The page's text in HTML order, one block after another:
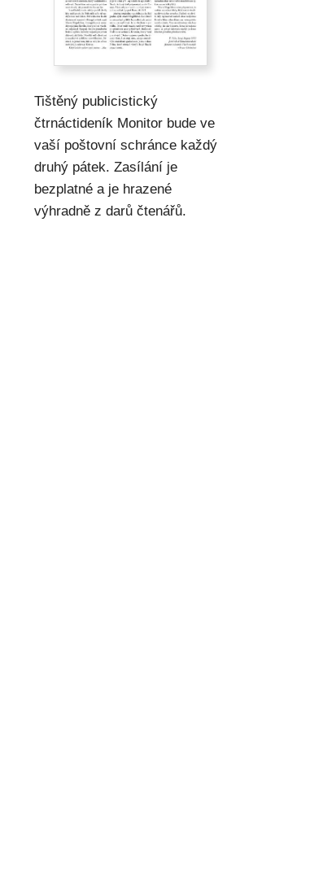
Tištěný publicistický
čtrnáctideník Monitor bude ve
vaší poštovní schránce každý
druhý pátek. Zasílání je
bezplatné a je hrazené
výhradně z darů čtenářů.